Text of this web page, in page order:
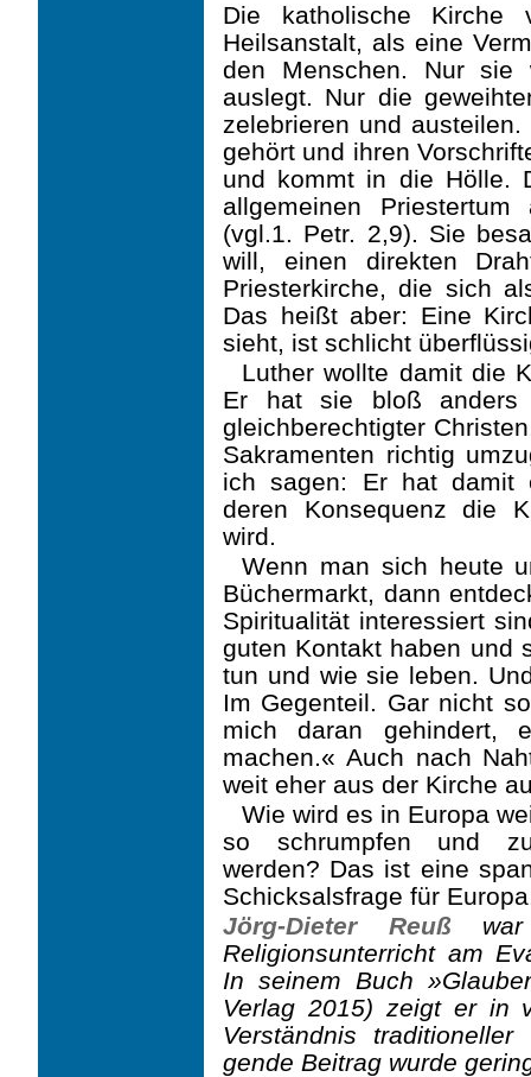
Die katholische Kirche
Heilsanstalt, als eine
den Menschen. Nur
auslegt. Nur die
zelebrieren und
gehört und ihren
und kommt in die Hölle.
allgemeinen Priestertum
(vgl.1. Petr. 2,9). Sie
will, einen direkten
Priesterkirche, die sich
Das heißt aber: Eine
sieht, ist schlicht
Luther wollte damit die
Er hat sie bloß anders
gleichberechtigter
Sakra­menten richtig
ich sagen: Er hat damit
deren Konsequenz die
wird.
Wenn man sich heute
Büchermarkt, dann
Spiritualität interessiert
guten Kontakt haben und
tun und wie sie leben.
Im Gegenteil. Gar nicht
mich daran gehindert,
machen.« Auch nach
weit eher aus der Kirche
Wie wird es in Europa
so schrumpfen und zu
werden? Das ist eine
Schick­salsfrage für
Jörg-Dieter Reuß war
Religionsunterricht am
In seinem Buch
Verlag 2015) zeigt er in
Verständnis
gende Beitrag wurde